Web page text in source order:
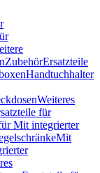
ZubehörErsatzteile
Handtuchhalter
Weiteres
für
Mit integrierter
Mit